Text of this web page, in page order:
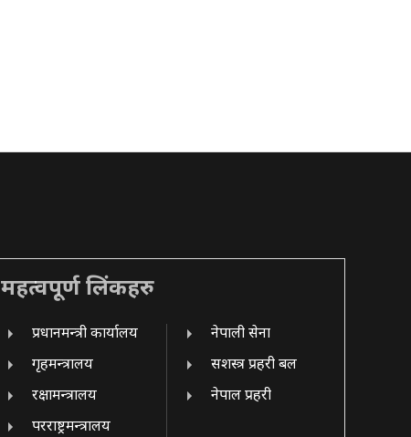
महत्वपूर्ण लिंकहरु
प्रधानमन्त्री कार्यालय
गृहमन्त्रालय
रक्षामन्त्रालय
परराष्ट्रमन्त्रालय
नेपाली सेना
सशस्त्र प्रहरी बल
नेपाल प्रहरी